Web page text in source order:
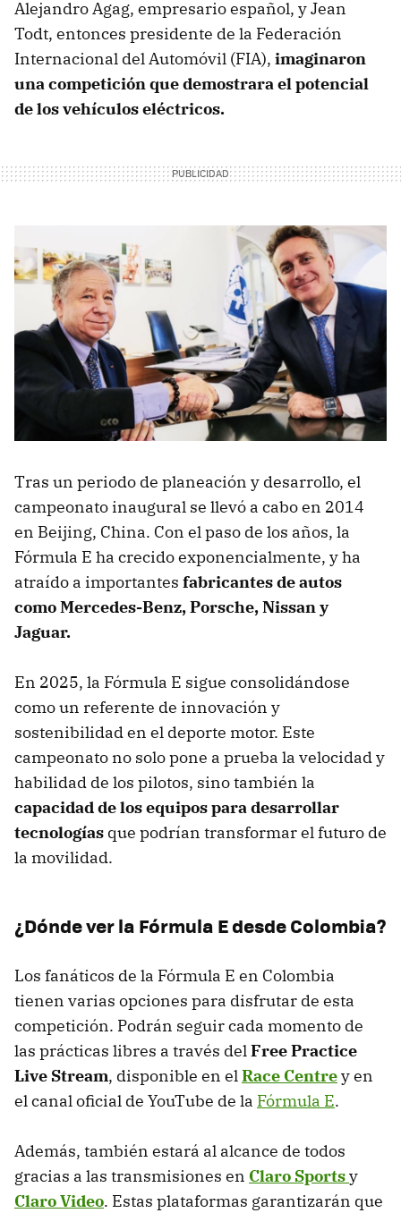
Alejandro Agag, empresario español, y Jean
Todt, entonces presidente de la Federación
Internacional del Automóvil (FIA), imaginaron
una competición que demostrara el potencial
de los vehículos eléctricos.
Tras un periodo de planeación y desarrollo, el
campeonato inaugural se llevó a cabo en 2014
en Beijing, China. Con el paso de los años, la
Fórmula E ha crecido exponencialmente, y ha
atraído a importantes fabricantes de autos
como Mercedes-Benz, Porsche, Nissan y
Jaguar.
En 2025, la Fórmula E sigue consolidándose
como un referente de innovación y
sostenibilidad en el deporte motor. Este
campeonato no solo pone a prueba la velocidad y
habilidad de los pilotos, sino también la
capacidad de los equipos para desarrollar
tecnologías que podrían transformar el futuro de
la movilidad.
¿Dónde ver la Fórmula E desde Colombia?
Los fanáticos de la Fórmula E en Colombia
tienen varias opciones para disfrutar de esta
competición. Podrán seguir cada momento de
las prácticas libres a través delFree Practice
Live Stream, disponible en elRace Centrey en
el canal oficial de YouTube de la Fórmula E.
Además, también estará al alcance de todos
gracias a las transmisiones en Claro Sportsy
Claro Video. Estas plataformas garantizarán que